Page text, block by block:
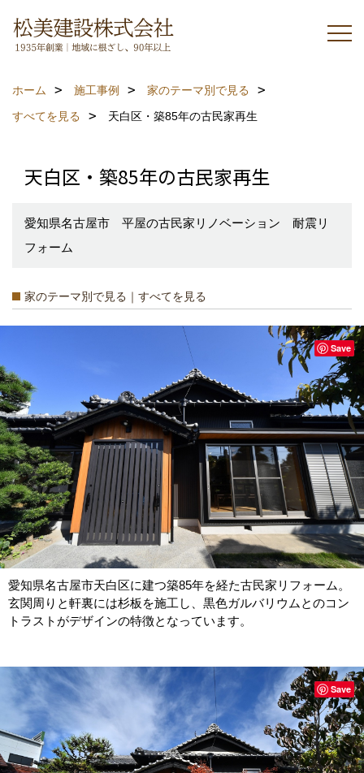
ホーム 施工事例
家のテーマ別で見る
すべてを見る
天白区・築85年の古民家再生
天白区・築85年の古民家再生
愛知県名古屋市 平屋の古民家リノベーション 耐震リ
フォーム
家のテーマ別で見る｜すべてを見る
愛知県名古屋市天白区に建つ築85年を経た古民家リフォーム。
玄関周りと軒裏には杉板を施工し、黒色ガルバリウムとのコン
トラストがデザインの特徴となっています。
Save
Save